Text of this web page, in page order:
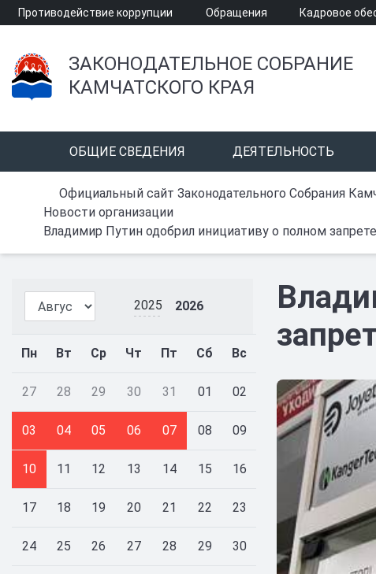
Противодействие коррупции Обращения Кадровое
ЗАКОНОДАТЕЛЬНОЕ СОБРАНИЕ
КАМЧАТСКОГО КРАЯ
ОБЩИЕ СВЕДЕНИЯ ДЕЯТЕЛЬНОСТЬ
Официальный сайт Законодательного Собрания
Новости организации
Владимир Путин одобрил инициативу о полном
2025 2026
Пн Вт Ср Чт Пт Сб Вс
27 28 29 30 31 01 02
03 04 05 06 07 08 09
10 11 12 13 14 15 16
17 18 19 20 21 22 23
24 25 26 27 28 29 30